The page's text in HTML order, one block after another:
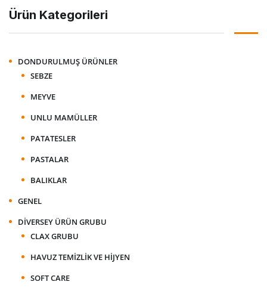
Ürün Kategorileri
DONDURULMUŞ ÜRÜNLER
SEBZE
MEYVE
UNLU MAMÜLLER
PATATESLER
PASTALAR
BALIKLAR
GENEL
DIVERSEY ÜRÜN GRUBU
CLAX GRUBU
HAVUZ TEMIZLIK VE HIJYEN
SOFT CARE